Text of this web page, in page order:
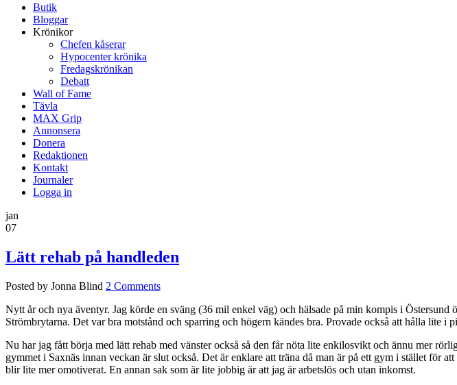
Butik
Bloggar
Krönikor
Chefen kåserar
Hypocenter krönika
Fredagskrönikan
Debatt
Wall of Fame
Tävla
MAX Grip
Annonsera
Donera
Redaktionen
Kontakt
Journaler
Logga in
jan
07
Lätt rehab på handleden
Posted by Jonna Blind 2 Comments
Nytt år och nya äventyr. Jag körde en sväng (36 mil enkel väg) och hälsade på min kompis i
Strömbrytarna. Det var bra motstånd och sparring och högern kändes bra. Provade också att hålla lite
Nu har jag fått börja med lätt rehab med vänster också så den får nöta lite enkilosvikt och ännu mer
gymmet i Saxnäs innan veckan är slut också. Det är enklare att träna då man är på ett gym i stället för
blir lite mer omotiverat. En annan sak som är lite jobbig är att jag är arbetslös och utan inkomst.